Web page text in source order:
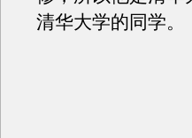
清华大学的同学。